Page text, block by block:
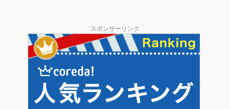
スポンサーリンク